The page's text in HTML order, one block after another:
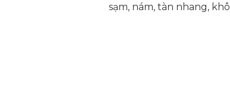
sạm, nám, tàn nhang,